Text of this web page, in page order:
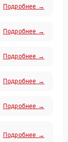
Подробнее →
Подробнее →
Подробнее →
Подробнее →
Подробнее →
Подробнее →